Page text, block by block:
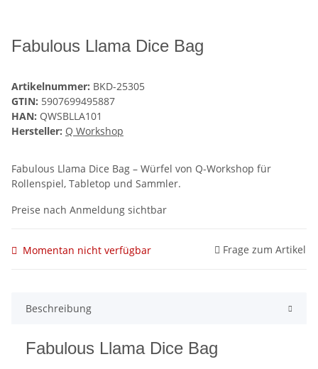
Fabulous Llama Dice Bag
Artikelnummer: BKD-25305
GTIN: 5907699495887
HAN: QWSBLLA101
Hersteller: Q Workshop
Fabulous Llama Dice Bag – Würfel von Q-Workshop für
Rollenspiel, Tabletop und Sammler.
Preise nach Anmeldung sichtbar
Momentan nicht verfügbar Frage zum Artikel
Beschreibung
Fabulous Llama Dice Bag